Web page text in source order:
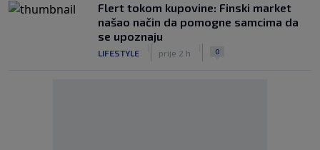
Flert tokom kupovine: Finski market
našao način da pomogne samcima da
se upoznaju
LIFESTYLE prije 2 h 0